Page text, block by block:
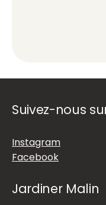
Suivez-nous
Instagram
Facebook
Jardiner Malin